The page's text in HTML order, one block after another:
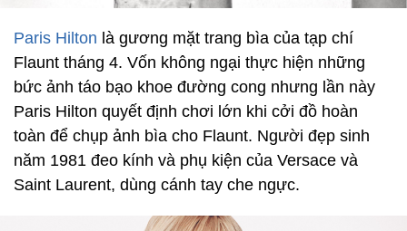
Paris Hilton là gương mặt trang bìa của tạp chí
Flaunt tháng 4. Vốn không ngại thực hiện những
bức ảnh táo bạo khoe đường cong nhưng lần này
Paris Hilton quyết định chơi lớn khi cởi đồ hoàn
toàn để chụp ảnh bìa cho Flaunt. Người đẹp sinh
năm 1981 đeo kính và phụ kiện của Versace và
Saint Laurent, dùng cánh tay che ngực.